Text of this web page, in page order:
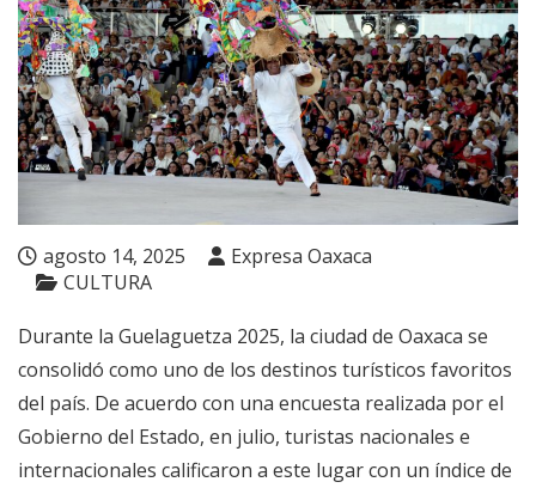
agosto 14, 2025
Expresa Oaxaca
CULTURA
Durante la Guelaguetza 2025, la ciudad de Oaxaca se
consolidó como uno de los destinos turísticos favoritos
del país. De acuerdo con una encuesta realizada por el
Gobierno del Estado, en julio, turistas nacionales e
internacionales calificaron a este lugar con un índice de